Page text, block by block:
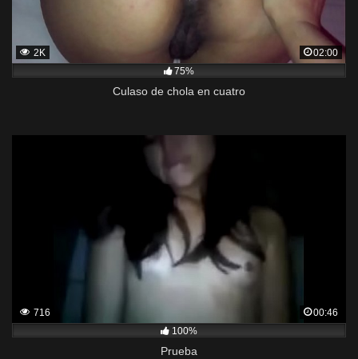
2K
02:00
75%
Culaso de chola en cuatro
716
00:46
100%
Prueba